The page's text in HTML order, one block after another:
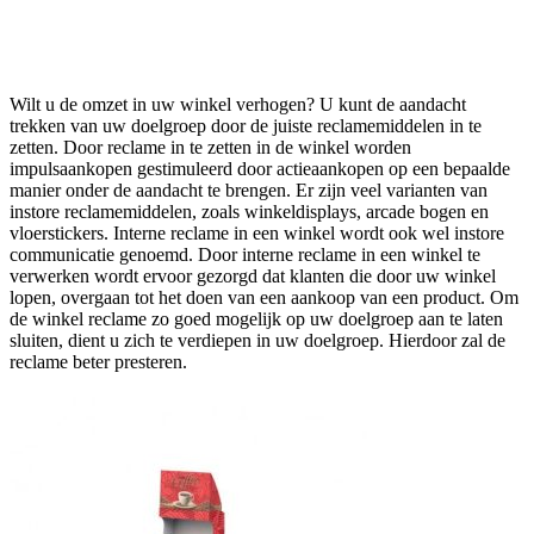
Wilt u de omzet in uw winkel verhogen? U kunt de aandacht
trekken van uw doelgroep door de juiste reclamemiddelen in te
zetten. Door reclame in te zetten in de winkel worden
impulsaankopen gestimuleerd door actieaankopen op een bepaalde
manier onder de aandacht te brengen. Er zijn veel varianten van
instore reclamemiddelen, zoals winkeldisplays, arcade bogen en
vloerstickers. Interne reclame in een winkel wordt ook wel instore
communicatie genoemd. Door interne reclame in een winkel te
verwerken wordt ervoor gezorgd dat klanten die door uw winkel
lopen, overgaan tot het doen van een aankoop van een product. Om
de winkel reclame zo goed mogelijk op uw doelgroep aan te laten
sluiten, dient u zich te verdiepen in uw doelgroep. Hierdoor zal de
reclame beter presteren.